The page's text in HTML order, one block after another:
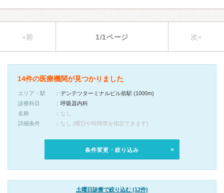
«前 1/1ページ 次»
14件の医療機関が見つかりました
エリア・駅
デンテツターミナルビル前駅 (1000m)
診療科目
呼吸器内科
名称
なし
詳細条件
なし (曜日や時間帯を指定できます)
条件変更・絞り込み
土曜日診療で絞り込む (12件)